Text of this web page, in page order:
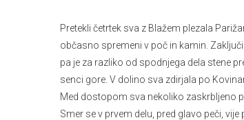
Pretekli četrtek sva z Blažem plezala
občasno spremeni v poč in kamin.
pa je za razliko od spodnjega dela stene
senci gore. V dolino sva zdirjala po
Med dostopom sva nekoliko zaskrbljeno
Smer se v prvem delu, pred glavo peči,